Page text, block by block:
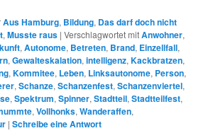
Aus Hamburg, Bildung, Das darf doch nicht
,Musste raus |Verschlagwortet mitAnwohner,
,Autonome, Betreten, Brand, Einzellfall,
,Gewalteskalation,intelligenz,Kackbratzen,
,Kommitee, Leben, Linksautonome, Person,
,Schanze,Schanzenfest,Schanzenviertel,
,Spektrum,Spinner,Stadtteil,Stadtteilfest,
,Vollhonks,Wanderaffen,
|Schreibe eine Antwort